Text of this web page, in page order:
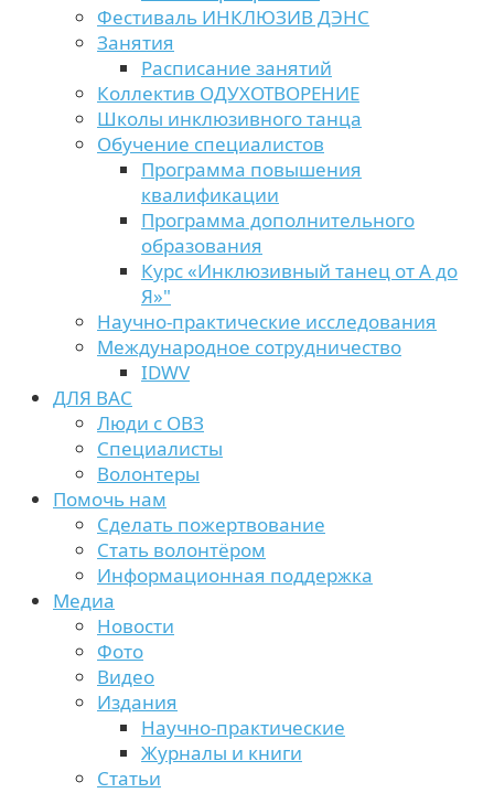
Фестиваль ИНКЛЮЗИВ ДЭНС
Занятия
Расписание занятий
Коллектив ОДУХОТВОРЕНИЕ
Школы инклюзивного танца
Обучение специалистов
Программа повышения
квалификации
Программа дополнительного
образования
Курс «Инклюзивный танец от А до
Я»"
Научно-практические исследования
Международное сотрудничество
IDWV
ДЛЯ ВАС
Люди с ОВЗ
Специалисты
Волонтеры
Помочь нам
Сделать пожертвование
Стать волонтёром
Информационная поддержка
Медиа
Новости
Фото
Видео
Издания
Научно-практические
Журналы и книги
Статьи